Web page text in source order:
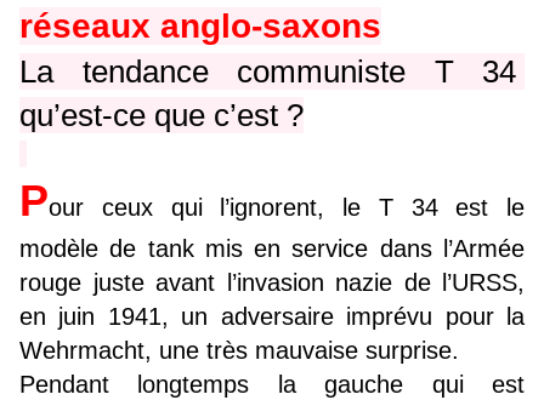
réseaux anglo-saxons
La tendance communiste T 34
qu’est-ce que c’est ?
Pour ceux qui l’ignorent, le T 34 est le
modèle de tank mis en service dans l’Armée
rouge juste avant l’invasion nazie de l’URSS,
en juin 1941, un adversaire imprévu pour la
Wehrmacht, une très mauvaise surprise.
Pendant longtemps la gauche qui est